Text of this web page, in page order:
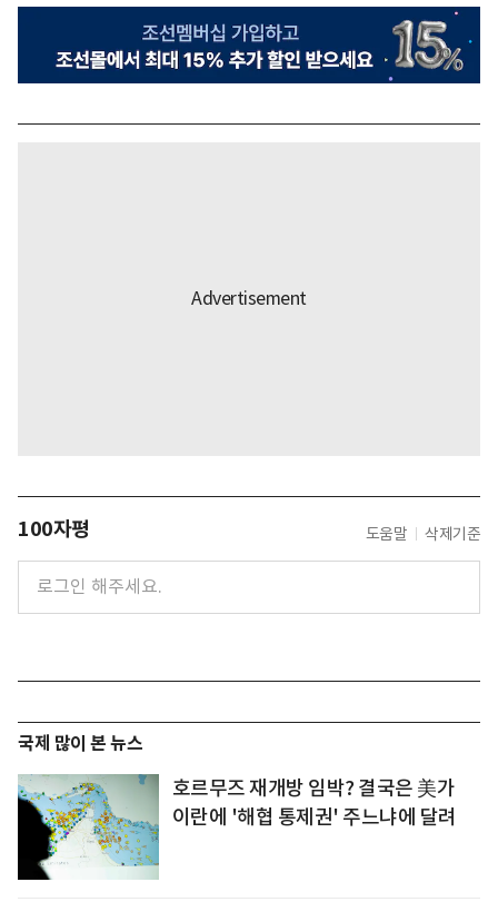
100자평 도움말 삭제기준
국제 많이 본 뉴스
호르무즈 재개방 임박? 결국은 美가
이란에 '해협 통제권' 주느냐에 달려